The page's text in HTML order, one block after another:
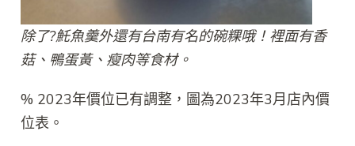
除了?魠魚羹外還有台南有名的碗粿哦！裡面有香
菇、鴨蛋黃、瘦肉等食材。
% 2023年價位已有調整，圖為2023年3月店內價
位表。